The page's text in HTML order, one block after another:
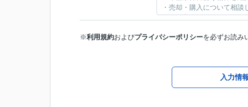
※利用規約およびプライバシーポリシーを必ずお読み
入力情